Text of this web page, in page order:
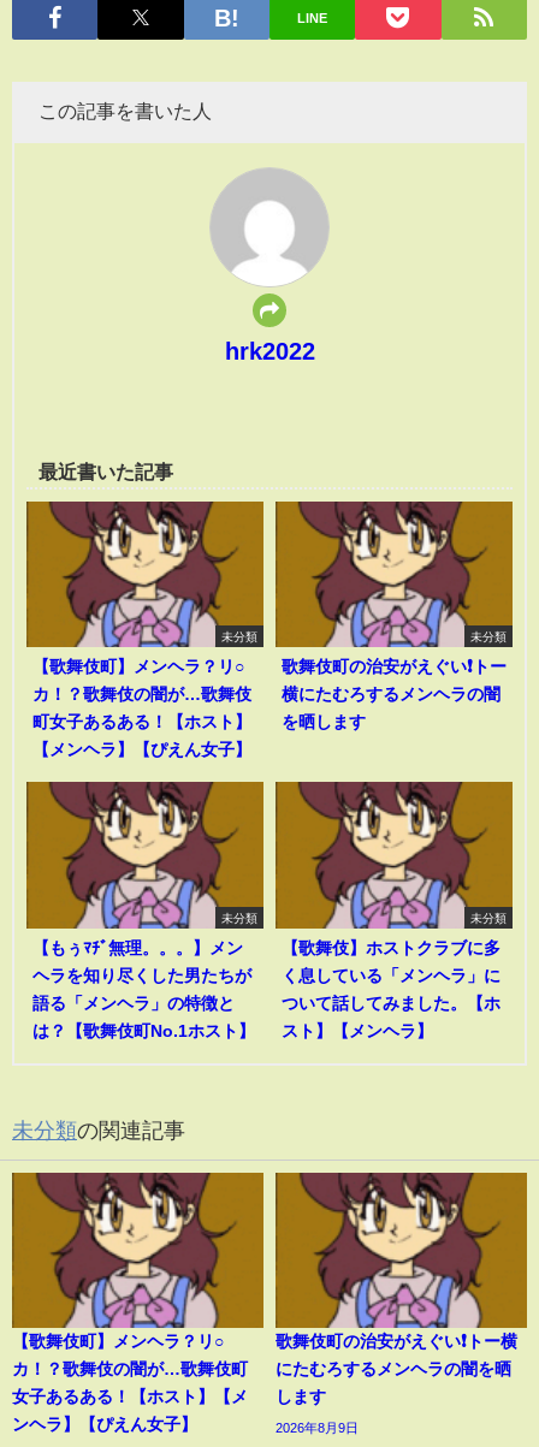
LINE
この記事を書いた人
hrk2022
最近書いた記事
未分類
【歌舞伎町】メンヘラ？リ○
カ！？歌舞伎の闇が…歌舞伎
町女子あるある！【ホスト】
【メンヘラ】【ぴえん女子】
未分類
歌舞伎町の治安がえぐい❗️トー
横にたむろするメンヘラの闇
を晒します
未分類
【もぅﾏﾁﾞ無理。。。】メン
ヘラを知り尽くした男たちが
語る「メンヘラ」の特徴と
は？【歌舞伎町No.1ホスト】
未分類
【歌舞伎】ホストクラブに多
く息している「メンヘラ」に
ついて話してみました。【ホ
スト】【メンヘラ】
未分類の関連記事
【歌舞伎町】メンヘラ？リ○
カ！？歌舞伎の闇が…歌舞伎町
女子あるある！【ホスト】【メ
ンヘラ】【ぴえん女子】
歌舞伎町の治安がえぐい❗️トー横
にたむろするメンヘラの闇を晒
します
2026年8月9日